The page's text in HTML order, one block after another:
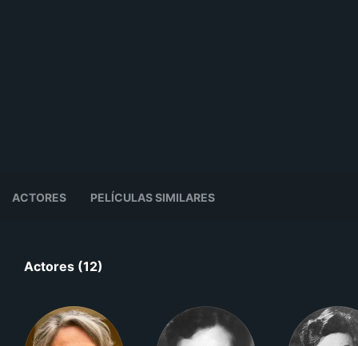
ACTORES PELÍCULAS SIMILARES
Actores (12)